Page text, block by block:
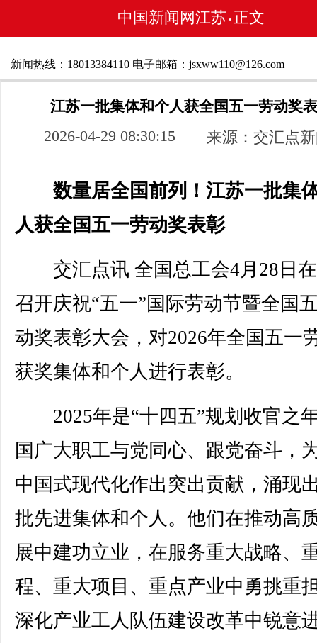
中国新闻网江苏 • 正文
新闻热线：18013384110 电子邮箱：jsxww110@126.com
江苏一批集体和个人获全国五一劳动奖
2026-04-29 08:30:15 来源：交汇点
数量居全国前列！江苏一批集
人获全国五一劳动奖表彰
交汇点讯 全国总工会4月28日
召开庆祝“五一”国际劳动节暨全国
动奖表彰大会，对2026年全国五一
获奖集体和个人进行表彰。
2025年是“十四五”规划收官之
国广大职工与党同心、跟党奋斗，
中国式现代化作出突出贡献，涌现
批先进集体和个人。他们在推动高
展中建功立业，在服务重大战略、
程、重大项目、重点产业中勇挑重
深化产业工人队伍建设改革中锐意